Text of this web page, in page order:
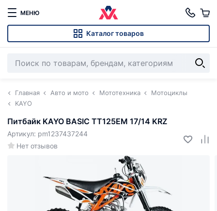
МЕНЮ
Каталог товаров
Главная Авто и мото Мототехника
Мотоциклы
KAYO
Питбайк KAYO BASIC TT125EM 17/14 KRZ
Нет отзывов
Артикул: pm1237437244